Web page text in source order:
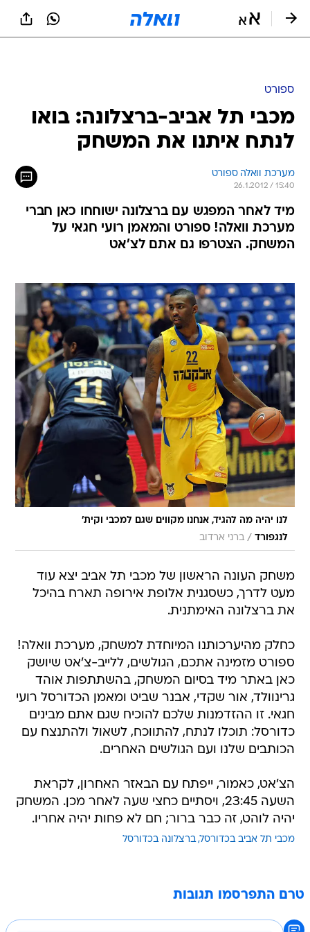
ספורט
מכבי תל אביב-ברצלונה: בואו
לנתח איתנו את המשחק
מערכת וואלה ספורט
26.1.2012 / 15:40
מיד לאחר המפגש עם ברצלונה ישוחחו כאן חברי
מערכת וואלה! ספורט והמאמן רועי חגאי על
המשחק. הצטרפו גם אתם לצ'אט
לנו יהיה מה להגיד, אנחנו מקווים שגם למכבי וקית'
לנגפורד / ברני ארדוב
משחק העונה הראשון של מכבי תל אביב יצא עוד
מעט לדרך, כשסגנית אלופת אירופה תארח בהיכל
את ברצלונה האימתנית.
כחלק מהיערכותנו המיוחדת למשחק, מערכת וואלה!
ספורט מזמינה אתכם, הגולשים, ללייב-צ'אט שיושק
כאן באתר מיד בסיום המשחק, בהשתתפות אוהד
גרינוולד, אור שקדי, אבנר שביט ומאמן הכדורסל רועי
חגאי. זו ההזדמנות שלכם להוכיח שגם אתם מבינים
כדורסל: תוכלו לנתח, להתווכח, לשאול ולהתנצח עם
הכותבים שלנו ועם הגולשים האחרים.
הצ'אט, כאמור, ייפתח עם הבאזר האחרון, לקראת
השעה 23:45, ויסתיים כחצי שעה לאחר מכן. המשחק
יהיה לוהט, זה כבר ברור; חם לא פחות יהיה אחריו.
מכבי תל אביב בכדורסל ברצלונה בכדורסל
טרם התפרסמו תגובות